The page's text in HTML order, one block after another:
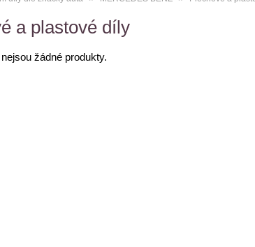
a plastové díly
žádné produkty.